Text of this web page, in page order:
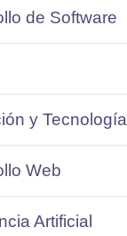
de Software
y Tecnología
Web
Artificial